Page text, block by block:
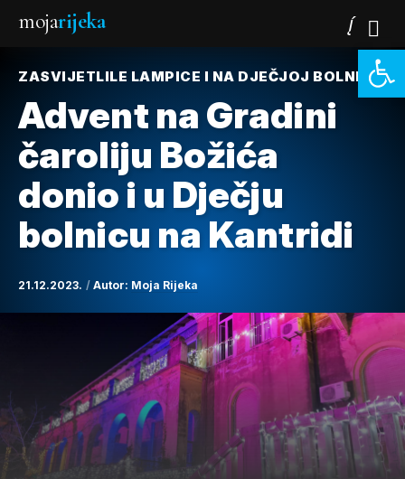
mojarijeka
ZASVIJETLILE LAMPICE I NA DJEČJOJ BOLNICI
Advent na Gradini
čaroliju Božića
donio i u Dječju
bolnicu na Kantridi
21.12.2023. Autor: Moja Rijeka